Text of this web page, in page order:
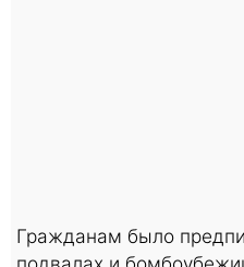
Гражданам было